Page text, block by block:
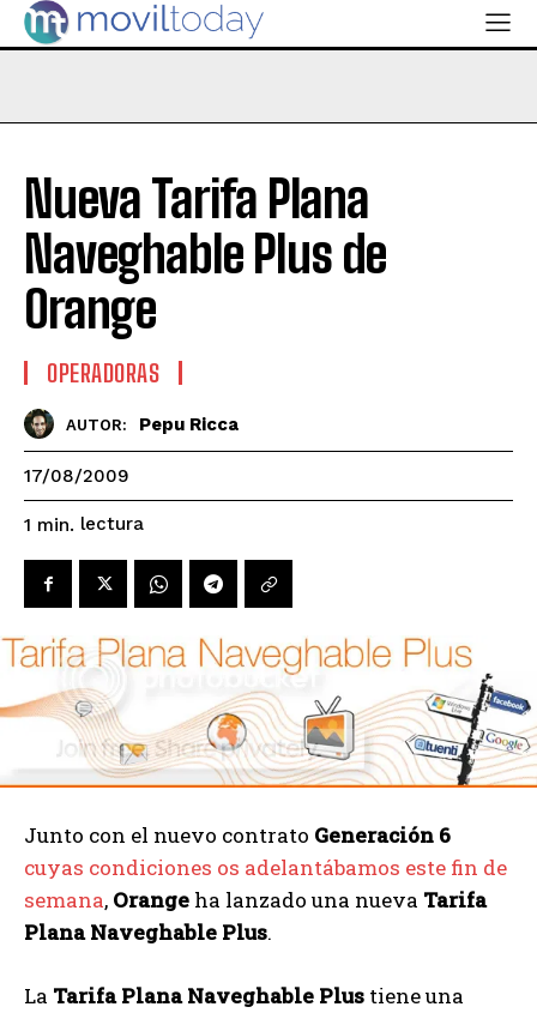
Nueva Tarifa Plana
Naveghable Plus de
Orange
OPERADORAS
AUTOR: Pepu Ricca
17/08/2009
1 min. lectura
Junto con el nuevo contrato Generación 6
cuyas condiciones os adelantábamos este fin de
semana, Orange ha lanzado una nueva Tarifa
Plana Naveghable Plus.
La Tarifa Plana Naveghable Plus tiene una